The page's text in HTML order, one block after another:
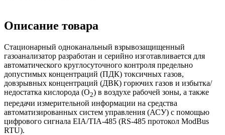
Описание товара
Стационарный одноканальный взрывозащищенный
газоанализатор разработан и серийно изготавливается для
автоматического круглосуточного контроля предельно
допустимых концентраций (ПДК) токсичных газов,
довзрывных концентраций (ДВК) горючих газов и избытка/
недостатка кислорода (O2) в воздухе рабочей зоны, а также
передачи измерительной информации на средства
автоматизированных систем управления (АСУ) с помощью
цифрового сигнала EIA/TIA-485 (RS-485 протокол ModBus
RTU).